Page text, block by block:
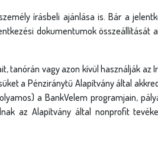
írásbeli ajánlása is. Bár a
dokumentumok összeállítását
tanórán vagy azon kívül használják az
a Pénziránytű Alapítvány által
a BankVelem programjain,
az Alapítvány által nonprofit